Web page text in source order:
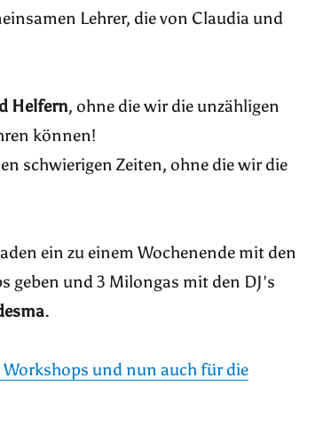
Lehrer, die von Claudia und
Helfern, ohne die wir die unzähligen
können!
schwierigen Zeiten, ohne die wir die
ein zu einem Wochenende mit den
geben und 3 Milongas mit den DJ's
.
und nun auch für die